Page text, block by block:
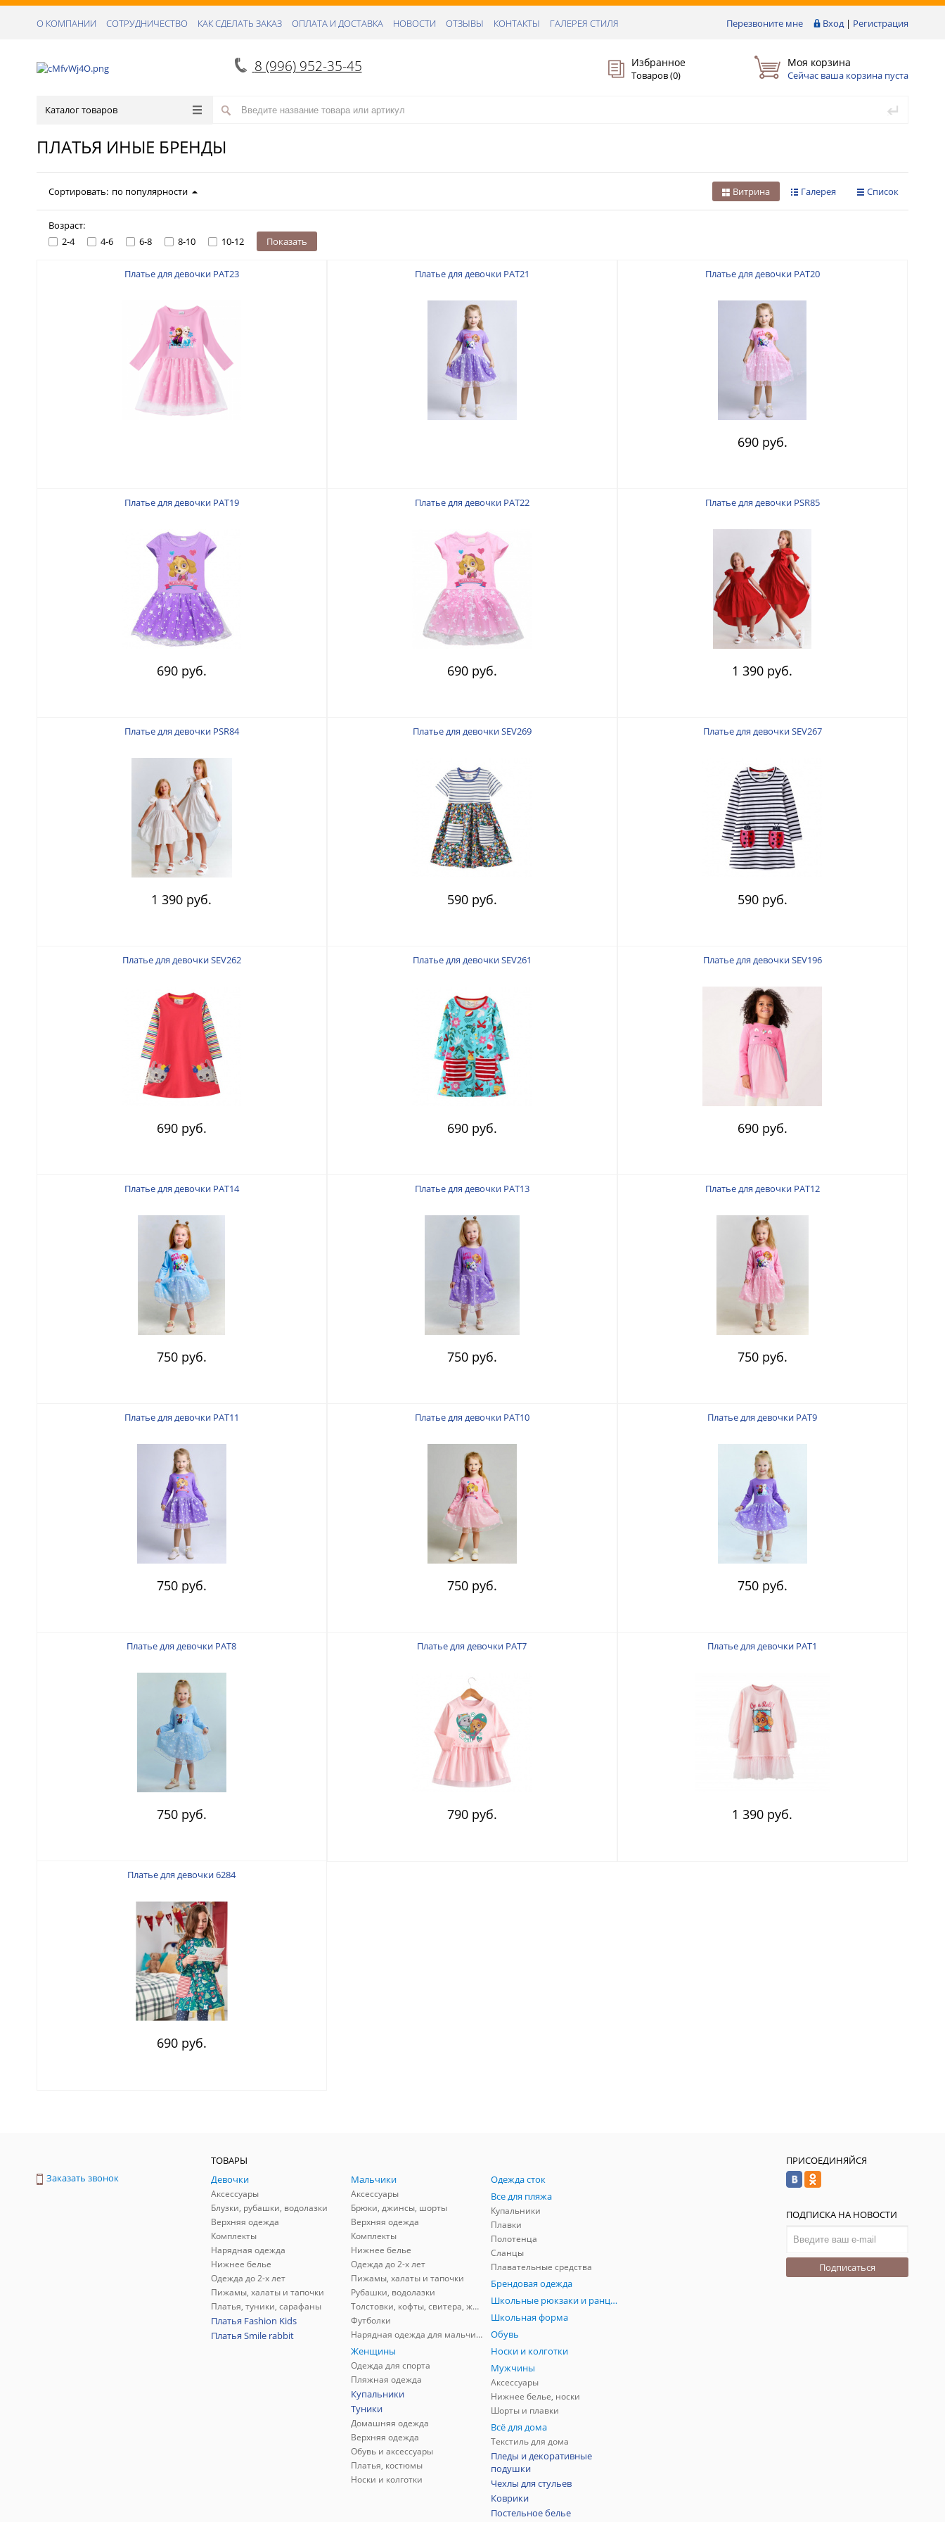
Перезвоните мне Вход | Регистрация
О КОМПАНИИ СОТРУДНИЧЕСТВО КАК СДЕЛАТЬ ЗАКАЗ ОПЛАТА И ДОСТАВКА НОВОСТИ ОТЗЫВЫ КОНТАКТЫ ГАЛЕРЕЯ СТИЛЯ
8 (996) 952-35-45 Избранное
Товаров (0)
Моя корзина
Сейчас ваша корзина пуста
Каталог товаров
ПЛАТЬЯ ИНЫЕ БРЕНДЫ
Список
Галерея
Витрина
Сортировать: по популярности
Возраст:
2-4
4-6 6-8 8-10 10-12 Показать
Платье для девочки PAT23 Платье для девочки PAT21 Платье для девочки PAT20
690 руб.
Платье для девочки PAT19
690 руб.
Платье для девочки PAT22
690 руб.
Платье для девочки PSR85
1 390 руб.
Платье для девочки PSR84
1 390 руб.
Платье для девочки SEV269
590 руб.
Платье для девочки SEV267
590 руб.
Платье для девочки SEV262
690 руб.
Платье для девочки SEV261
690 руб.
Платье для девочки SEV196
690 руб.
Платье для девочки PAT14
750 руб.
Платье для девочки PAT13
750 руб.
Платье для девочки PAT12
750 руб.
Платье для девочки PAT11
750 руб.
Платье для девочки PAT10
750 руб.
Платье для девочки PAT9
750 руб.
Платье для девочки PAT8
750 руб.
Платье для девочки PAT7
790 руб.
Платье для девочки PAT1
1 390 руб.
Платье для девочки 6284
690 руб.
Заказать звонок
ТОВАРЫ
Девочки
Аксессуары
Блузки, рубашки, водолазки
Верхняя одежда
Комплекты
Нарядная одежда
Нижнее белье
Одежда до 2-х лет
Пижамы, халаты и тапочки
Платья, туники, сарафаны
Платья Fashion Kids
Платья Smile rabbit
Мальчики
Аксессуары
Брюки, джинсы, шорты
Верхняя одежда
Комплекты
Нижнее белье
Одежда до 2-х лет
Пижамы, халаты и тапочки
Рубашки, водолазки
Толстовки, кофты, свитера, жилеты
Футболки
Нарядная одежда для мальчиков
Одежда сток
Все для пляжа
Купальники
Плавки
Полотенца
Сланцы
Плавательные средства
Брендовая одежда
Школьные рюкзаки и ранцы, мешки для обуви
Школьная форма
Обувь
Женщины
Одежда для спорта
Пляжная одежда
Купальники
Туники
Домашняя одежда
Верхняя одежда
Обувь и аксессуары
Платья, костюмы
Носки и колготки
Носки и колготки
Мужчины
Аксессуары
Нижнее белье, носки
Шорты и плавки
Всё для дома
Текстиль для дома
Пледы и декоративные
подушки
Чехлы для стульев
Коврики
Постельное белье
ПРИСОЕДИНЯЙСЯ
ПОДПИСКА НА НОВОСТИ
Подписаться